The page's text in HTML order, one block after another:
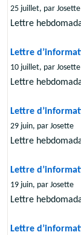
25 juillet, par Josette
Lettre
Lettre
10 juillet, par Josette
Lettre
Lettre
29 juin, par Josette
Lettre
Lettre
19 juin, par Josette
Lettre
Lettre